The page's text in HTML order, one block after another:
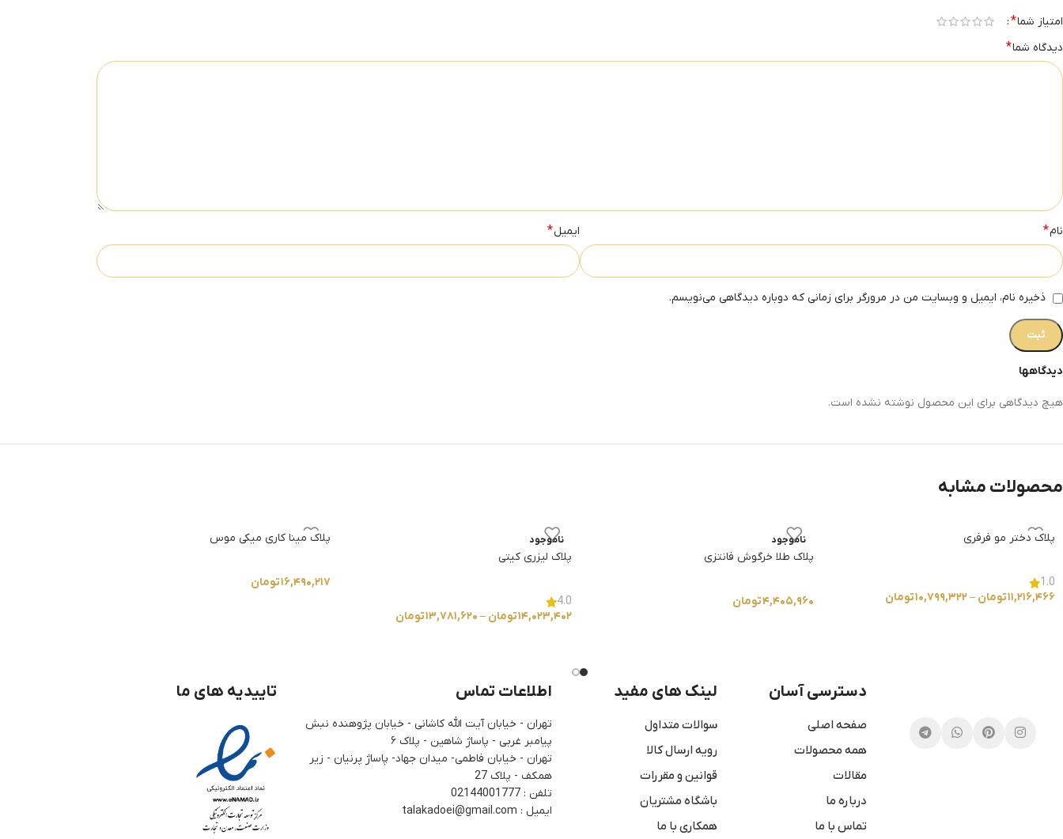
دیدگاهها
هیچ دیدگاهی برای این محصول نوشته نشده است.
امتیاز شما*
دیدگاه شما*
نام* ایمیل*
ذخیره نام، ایمیل و وبسایت من در مرورگر برای زمانی که دوباره دیدگاهی می‌نویسم.
محصولات مشابه
پلاک دختر مو فرفری
1.0
۱۱,۲۱۶,۴۶۶تومان –۱۰,۷۹۹,۳۲۲تومان
ناموجود
پلاک طلا خرگوش فانتزی
۴,۴۰۵,۹۶۰تومان
ناموجود
پلاک لیزری کیتی
4.0
۱۴,۰۲۳,۴۰۲تومان – ۱۳,۷۸۱,۶۲۰تومان
پلاک مینا کاری میکی موس
۱۶,۴۹۰,۲۱۷تومان
دسترسی آسان
صفحه اصلی
همه محصولات
مقالات
درباره ما
تماس با ما
لینک های مفید
سوالات متداول
رویه ارسال کالا
قوانین و مقررات
باشگاه مشتریان
همکاری با ما
اطلاعات تماس
تهران - خیابان آیت الله کاشانی - خیابان پژوهنده نبش
پیامبر غربی - پاساژ شاهین - پلاک ۶
تهران - خیابان فاطمی- میدان جهاد- پاساژ پرنیان - زیر
همکف - پلاک 27
تلفن : 02144001777
ایمیل : talakadoei@gmail.com
تاییدیه های ما